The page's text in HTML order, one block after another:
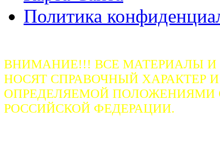
Политика
ВНИМАНИЕ!!! ВСЕ МАТЕРИАЛЫ
НОСЯТ СПРАВОЧНЫЙ ХАРАКТЕР
ОПРЕДЕЛЯЕМОЙ ПОЛОЖЕНИЯМИ
РОССИЙСКОЙ ФЕДЕРАЦИИ.